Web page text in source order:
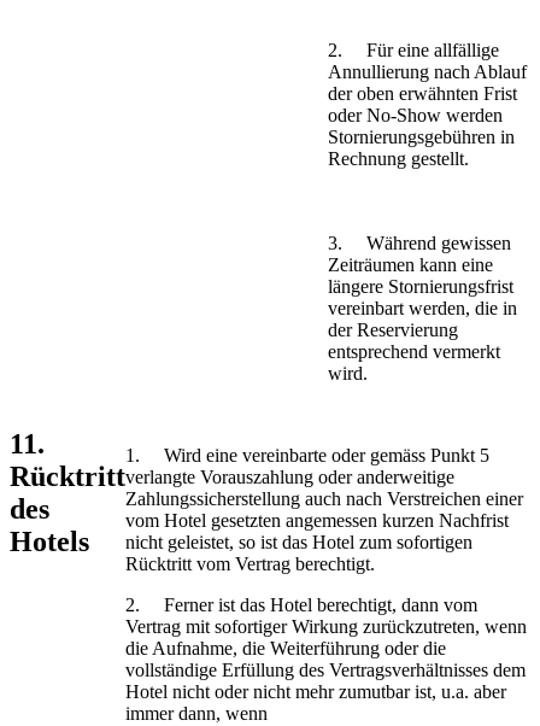
2. Für eine allfällige
Annullierung nach Ablauf
der oben erwähnten Frist
oder No-Show werden
Stornierungsgebühren in
Rechnung gestellt.
3. Während gewissen
Zeiträumen kann eine
längere Stornierungsfrist
vereinbart werden, die in
der Reservierung
entsprechend vermerkt
wird.
11.
Rücktritt
des
Hotels
1. Wird eine vereinbarte oder gemäss Punkt 5
verlangte Vorauszahlung oder anderweitige
Zahlungssicherstellung auch nach Verstreichen einer
vom Hotel gesetzten angemessen kurzen Nachfrist
nicht geleistet, so ist das Hotel zum sofortigen
Rücktritt vom Vertrag berechtigt.
2. Ferner ist das Hotel berechtigt, dann vom
Vertrag mit sofortiger Wirkung zurückzutreten, wenn
die Aufnahme, die Weiterführung oder die
vollständige Erfüllung des Vertragsverhältnisses dem
Hotel nicht oder nicht mehr zumutbar ist, u.a. aber
immer dann, wenn